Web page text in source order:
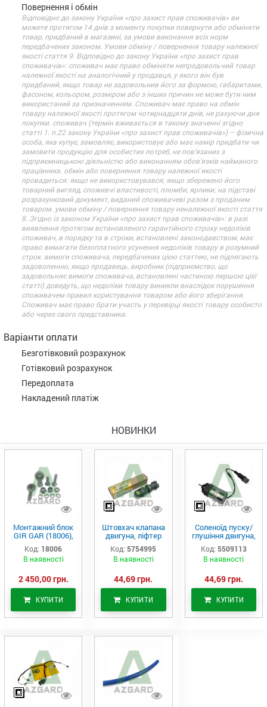
Повернення і обмін
Відповідно до закону України «про захист прав споживачів» ви
можете протягом 14 днів з моменту покупки повернути або обміняти
товар, придбаний в магазині, за умови виконання всіх норм
передбачених законом. Умови обміну / повернення товару належної
якості стаття 9. Відповідно до закону України «про захист прав
споживачів»: споживач має право обміняти непродовольчий товар
належної якості на аналогічний у продавця, у якого він був
придбаний, якщо товар не задовольнив його за формою, габаритами,
фасоном, кольором, розміром або з інших причин не може бути ним
використаний за призначенням. Споживач має право на обмін
товару належної якості протягом чотирнадцяти днів, не рахуючи дня
покупки. споживач (термін вживається в такому значенні згідно
статті 1. п.22 закону України «про захист прав споживачів») – фізична
особа, яка купує, замовляє, використовує або має намір придбати чи
замовити продукцію для особистих потреб, не пов’язаних з
підприємницькою діяльністю або виконанням обов’язків найманого
працівника. обмін або повернення товару належної якості
провадиться: якщо не використовувався; якщо збережено його
товарний вигляд, споживчі властивості, пломби, ярлики; на підставі
розрахунковий документ, виданий споживачеві разом з проданим
товаром. умови обміну / повернення товару неналежної якості стаття
8. Згідно із законом України «про захист прав споживачів»: в разі
виявлення протягом встановленого гарантійного строку недоліків
споживач, в порядку та в строки, встановлені законодавством, має
право вимагати безоплатного усунення недоліків товару в розумний
строк. вимоги споживача, передбачених цією статтею, не підлягають
задоволенню, якщо продавець, виробник (підприємство, що
задовольняє вимоги споживача, встановлені частиною першою цієї
статті) доведуть, що недоліки товару виникли внаслідок порушення
споживачем правил користування товаром або його зберігання.
Споживач має право брати участь у перевірці якості товару особисто
або через свого представника.
Варіанти оплати
Безготівковий розрахунок
Готівковий розрахунок
Передоплата
Накладений платіж
НОВИНКИ
Монтажний блок
GIR GAR (18006),
Аналог
Код: 18006
В наявності
2 450,00 грн.
КУПИТИ
Штовхач клапана
двигуна, ліфтер
(575-4995)
Код: 5754995
В наявності
44,69 грн.
КУПИТИ
Соленоїд пуску/
глушіння двигуна,
актуатор (550-
9113)
Код: 5509113
В наявності
44,69 грн.
КУПИТИ